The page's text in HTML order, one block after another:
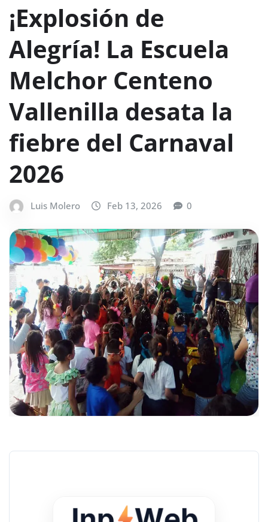
¡Explosión de
Alegría! La Escuela
Melchor Centeno
Vallenilla desata la
fiebre del Carnaval
2026
Luis Molero Feb 13, 2026 0